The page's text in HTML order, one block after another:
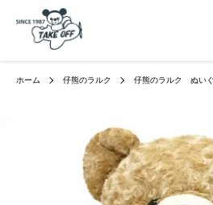
ホーム 仔熊のラルク 仔熊のラルク ぬい